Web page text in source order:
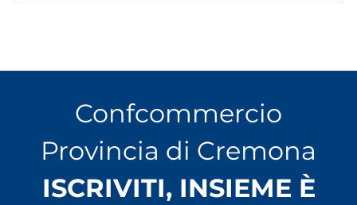
Confcommercio
Provincia di Cremona
ISCRIVITI, INSIEME È